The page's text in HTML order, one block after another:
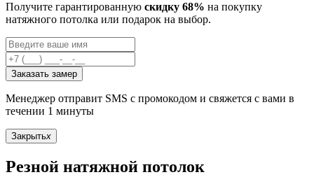
Получите гарантированную скидку 68% на покупку
натяжного потолка или подарок на выбор.
Заказать замер
Менеджер отправит SMS с промокодом и свяжется с вами в
течении 1 минуты
Закрытьx
Резной натяжной потолок